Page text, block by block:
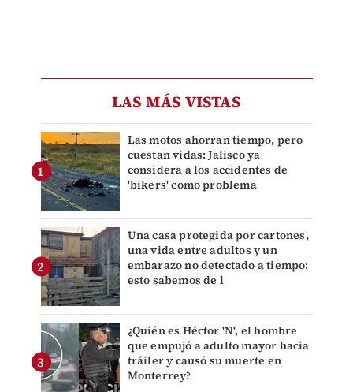
LAS MÁS VISTAS
Las motos ahorran tiempo, pero
cuestan vidas: Jalisco ya
considera a los accidentes de
'bikers' como problema
Una casa protegida por cartones,
una vida entre adultos y un
embarazo no detectado a tiempo:
esto sabemos de l
¿Quién es Héctor 'N', el hombre
que empujó a adulto mayor hacia
tráiler y causó su muerte en
Monterrey?